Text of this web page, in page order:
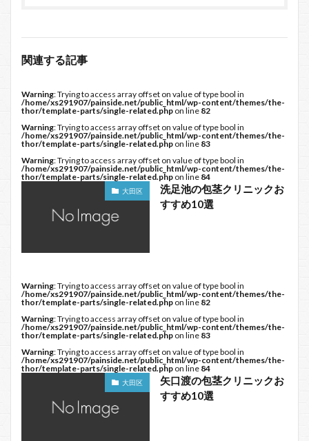
関連する記事
Warning: Trying to access array offset on value of type bool in
/home/xs291907/painside.net/public_html/wp-content/themes/the-
thor/template-parts/single-related.php on line 82
Warning: Trying to access array offset on value of type bool in
/home/xs291907/painside.net/public_html/wp-content/themes/the-
thor/template-parts/single-related.php on line 83
Warning: Trying to access array offset on value of type bool in
/home/xs291907/painside.net/public_html/wp-content/themes/the-
thor/template-parts/single-related.php on line 84
大田区
洗足池の包茎クリニックお
すすめ10選
Warning: Trying to access array offset on value of type bool in
/home/xs291907/painside.net/public_html/wp-content/themes/the-
thor/template-parts/single-related.php on line 82
Warning: Trying to access array offset on value of type bool in
/home/xs291907/painside.net/public_html/wp-content/themes/the-
thor/template-parts/single-related.php on line 83
Warning: Trying to access array offset on value of type bool in
/home/xs291907/painside.net/public_html/wp-content/themes/the-
thor/template-parts/single-related.php on line 84
大田区
矢口渡の包茎クリニックお
すすめ10選